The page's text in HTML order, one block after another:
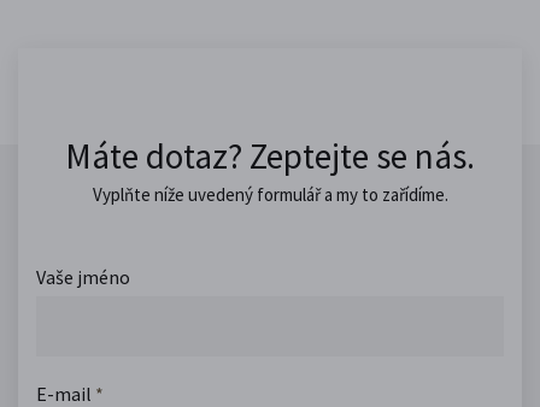
Máte dotaz? Zeptejte se nás.
Vyplňte níže uvedený formulář a my to zařídíme.
Vaše jméno
E-mail *